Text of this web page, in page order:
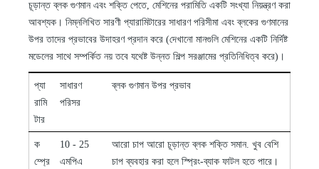
চূড়ান্ত ব্লক গুণমান এবং শক্তি পেতে, মেশিনের পরামিতি একটি সংখ্যা নিয়ন্ত্রণ করা
আবশ্যক। নিম্নলিখিত সারণী প্যারামিটারের সাধারণ পরিসীমা এবং ব্লকের গুণমানের
উপর তাদের প্রভাবের উদাহরণ প্রদান করে (দেখানো মানগুলি মেশিনের একটি নির্দিষ্ট
মডেলের সাথে সম্পর্কিত নয় তবে যথেষ্ট উন্নত শিল্প সরঞ্জামের প্রতিনিধিত্ব করে)।
প্যা
রামি
টার
সাধারণ
পরিসর
ব্লক গুণমান উপর প্রভাব
ক
ম্প্রে
10 - 25
এমপিএ
আরো চাপ আরো চূড়ান্ত ব্লক শক্তি সমান. খুব বেশি
চাপ ব্যবহার করা হলে স্প্রিং-ব্যাক ফাটল হতে পারে।